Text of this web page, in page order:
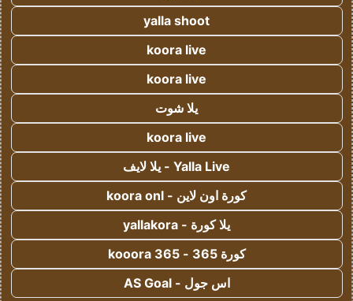
yalla shoot
koora live
koora live
يلا شوت
koora live
Yalla Live - يلا لايف
كورة اون لاين - koora onl
يلا كورة - yallakora
كورة 365 - kooora 365
اس جول - AS Goal